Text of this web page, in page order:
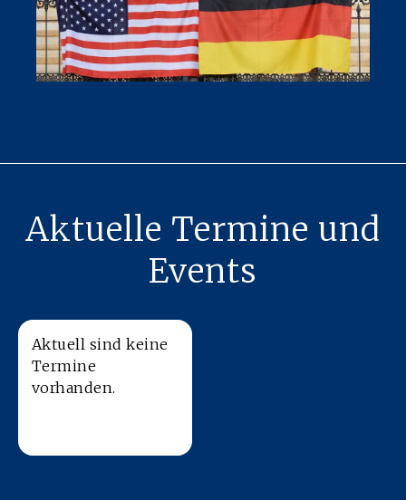
Aktuelle Termine und
Events
Aktuell sind keine
Termine
vorhanden.